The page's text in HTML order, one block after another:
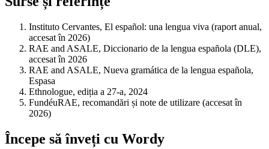
Instituto Cervantes, El español: una lengua viva (raport anual,
accesat în 2026)
RAE and ASALE, Diccionario de la lengua española (DLE),
accesat în 2026
RAE and ASALE, Nueva gramática de la lengua española,
Espasa
Ethnologue, ediția a 27-a, 2024
FundéuRAE, recomandări și note de utilizare (accesat în
2026)
Începe să înveți cu Wordy